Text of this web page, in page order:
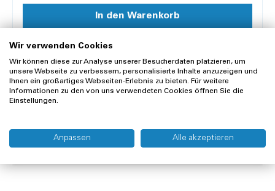
In den Warenkorb
Merken Vergleichen
Offerte anfragen
Lieferung und Rücksendung
Widerrufsrecht
Wir verwenden Cookies
Wir können diese zur Analyse unserer Besucherdaten platzieren, um
unsere Webseite zu verbessern, personalisierte Inhalte anzuzeigen und
Ihnen ein großartiges Webseiten-Erlebnis zu bieten. Für weitere
Informationen zu den von uns verwendeten Cookies öffnen Sie die
Einstellungen.
Anpassen Alle akzeptieren